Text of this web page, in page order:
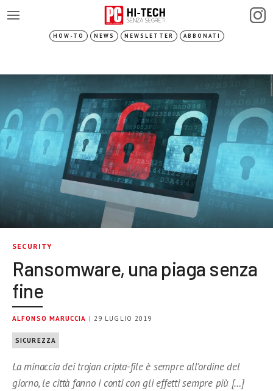
HOW-TO NEWS NEWSLETTER ABBONATI
SECURITY
Ransomware, una piaga senza
fine
ALFONSO MARUCCIA | 29 LUGLIO 2019
SICUREZZA
La minaccia dei trojan cripta-file è sempre all’ordine del
giorno, le città fanno i conti con gli effetti sempre più […]